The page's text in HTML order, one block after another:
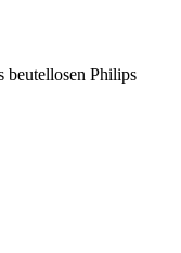
beutellosen Philips